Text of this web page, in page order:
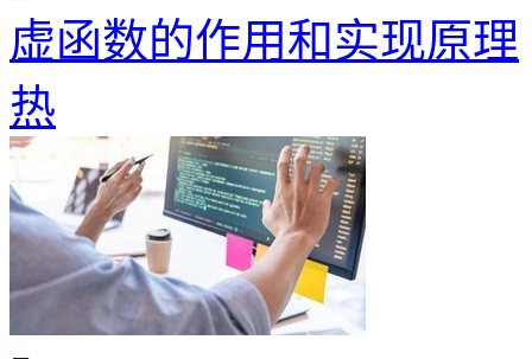
虚函数的作用和实现原理
热